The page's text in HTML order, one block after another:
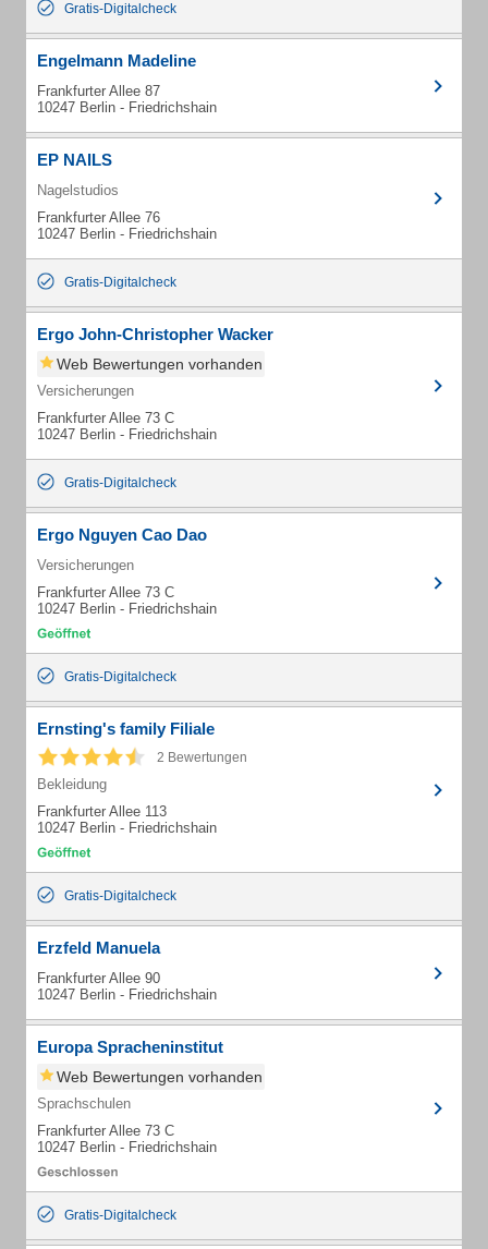
Gratis-Digitalcheck
Engelmann Madeline
Frankfurter Allee 87
10247 Berlin - Friedrichshain
EP NAILS
Nagelstudios
Frankfurter Allee 76
10247 Berlin - Friedrichshain
Gratis-Digitalcheck
Ergo John-Christopher Wacker
Web Bewertungen vorhanden
Versicherungen
Frankfurter Allee 73 C
10247 Berlin - Friedrichshain
Gratis-Digitalcheck
Ergo Nguyen Cao Dao
Versicherungen
Frankfurter Allee 73 C
10247 Berlin - Friedrichshain
Gratis-Digitalcheck
Ernsting's family Filiale
2 Bewertungen
Bekleidung
Frankfurter Allee 113
10247 Berlin - Friedrichshain
Gratis-Digitalcheck
Erzfeld Manuela
Frankfurter Allee 90
10247 Berlin - Friedrichshain
Europa Spracheninstitut
Web Bewertungen vorhanden
Sprachschulen
Frankfurter Allee 73 C
10247 Berlin - Friedrichshain
Gratis-Digitalcheck